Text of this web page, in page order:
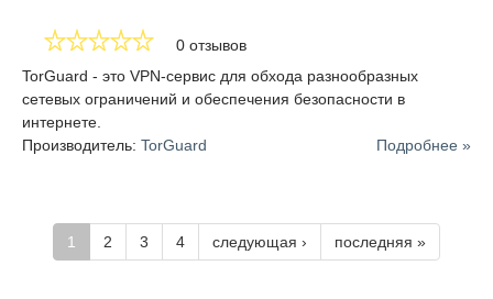
0 отзывов
TorGuard - это VPN-сервис для обхода разнообразных
сетевых ограничений и обеспечения безопасности в
интернете.
Производитель: TorGuard Подробнее »
1 2 3 4 следующая › последняя »